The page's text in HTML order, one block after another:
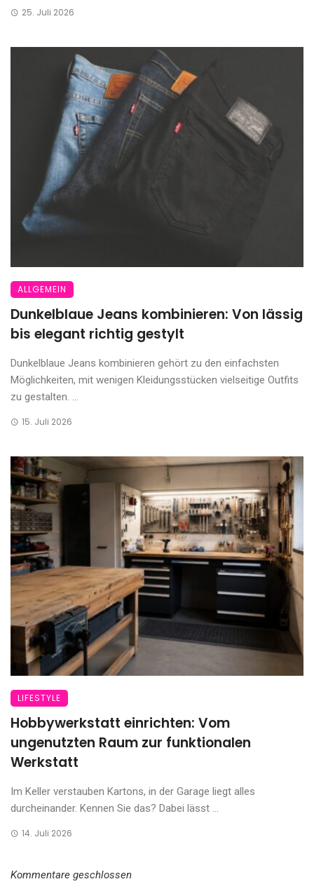
25. Juli 2026
ALLGEMEIN
Dunkelblaue Jeans kombinieren: Von lässig
bis elegant richtig gestylt
Dunkelblaue Jeans kombinieren gehört zu den einfachsten
Möglichkeiten, mit wenigen Kleidungsstücken vielseitige Outfits
zu gestalten. ...
15. Juli 2026
LIFESTYLE
Hobbywerkstatt einrichten: Vom
ungenutzten Raum zur funktionalen
Werkstatt
Im Keller verstauben Kartons, in der Garage liegt alles
durcheinander. Kennen Sie das? Dabei lässt ...
14. Juli 2026
Kommentare geschlossen